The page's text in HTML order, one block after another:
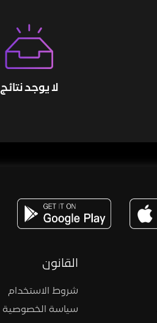
لا يوجد نتائج
القانون
شروط الاستخدام
سياسة الخصوصية